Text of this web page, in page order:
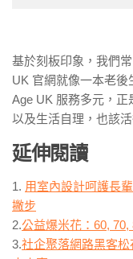
基於刻板印象，我們
UK 官網就像一本老後
Age UK 服務多元，
以及生活自理，也該
延伸閱讀
1. 用室內設計呵護長
撇步
2.公益爆米花：60,
3.社企聚落網路黑客